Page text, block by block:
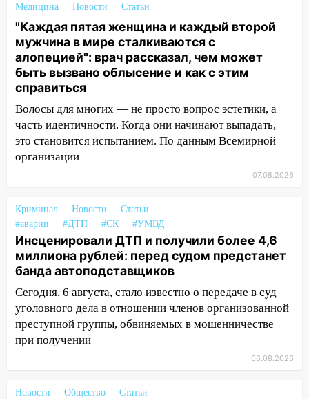
09:39
В Ульяновске будут судить десять
наркодилеров, снабжавших две области
09:25 Вынесли приговор дебоширам,
избившим мужчину в трамвае
08:27
один из шести уникальных автомобилей
в России
07:02 Жара отступит: какой будет
погода в Ульяновске днем 5 августа
летнюю девочку в центре Ульяновска
06:00 Мертвеца выкопали, посадили в
мешок и попытались утопить в Волге
05:30 Астрологи назвали самый
опасный день августа: что ждет каждый
знак 5 августа
04.08.2026
23:27
капремонт школы в посёлке Налейка
22:33
Прокуратура проверяет
Медицина Новости Статьи
"Каждая пятая женщина и каждый второй
мужчина в мире сталкиваются с
алопецией": врач рассказал, чем может
быть вызвано облысение и как с этим
справиться
Волосы для многих — не просто вопрос эстетики, а
часть идентичности. Когда они начинают выпадать,
это становится испытанием. По данным Всемирной
организации
07.08.2026
Криминал Новости
Статьи
#аварии
#ДТП #СК #УМВД
Инсценировали ДТП и получили более 4,6
миллиона рублей: перед судом предстанет
банда автоподставщиков
Сегодня, 6 августа, стало известно о передаче в суд
уголовного дела в отношении членов организованной
преступной группы, обвиняемых в мошенничестве
при получении
06.08.2026
Новости Общество Статьи